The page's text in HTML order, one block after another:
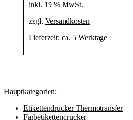
inkl. 19 % MwSt.
zzgl. Versandkosten
Lieferzeit: ca. 5 Werktage
Hauptkategorien:
Etikettendrucker Thermotransfer
Farbetikettendrucker